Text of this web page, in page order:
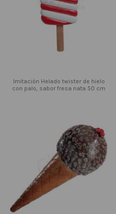
Imitación Helado twister de hielo
con palo, sabor fresa nata 50 cm